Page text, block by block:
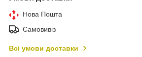
Нова Пошта
Самовивіз
Всі умови доставки